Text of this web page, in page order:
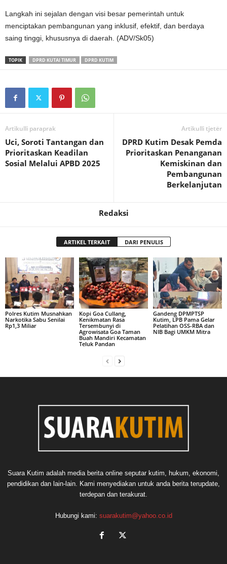
Langkah ini sejalan dengan visi besar pemerintah untuk
menciptakan pembangunan yang inklusif, efektif, dan berdaya
saing tinggi, khususnya di daerah. (ADV/Sk05)
TOPIK DPRD KUTAI TIMUR DPRD KUTIM
Artikulli paraprak
Uci, Soroti Tantangan dan
Prioritaskan Keadilan
Sosial Melalui APBD 2025
Artikulli tjetër
DPRD Kutim Desak Pemda
Prioritaskan Penanganan
Kemiskinan dan
Pembangunan
Berkelanjutan
Redaksi
ARTIKEL TERKAIT DARI PENULIS
Polres Kutim Musnahkan
Narkotika Sabu Senilai
Rp1,3 Miliar
Kopi Goa Cullang,
Kenikmatan Rasa
Tersembunyi di
Agrowisata Goa Taman
Buah Mandiri Kecamatan
Teluk Pandan
Gandeng DPMPTSP
Kutim, LPB Pama Gelar
Pelatihan OSS-RBA dan
NIB Bagi UMKM Mitra
Suara Kutim adalah media berita online seputar kutim, hukum, ekonomi,
pendidikan dan lain-lain. Kami menyediakan untuk anda berita terupdate,
terdepan dan terakurat.
Hubungi kami: suarakutim@yahoo.co.id